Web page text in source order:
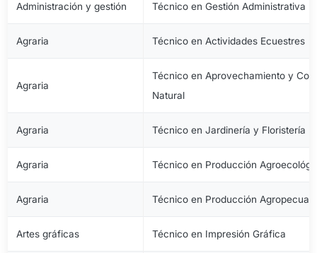
Administración y gestión Técnico en Gestión Administrativa
Agraria Técnico en Actividades Ecuestres
Agraria
Técnico en Aprovechamiento y
Natural
Agraria Técnico en Jardinería y Floristería
Agraria Técnico en Producción
Agraria Técnico en Producción
Artes gráficas Técnico en Impresión Gráfica